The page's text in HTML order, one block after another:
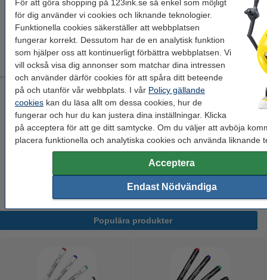
För att göra shopping på 123ink.se så enkel som möjligt
för dig använder vi cookies och liknande teknologier.
Funktionella cookies säkerställer att webbplatsen
fungerar korrekt. Dessutom har de en analytisk funktion
som hjälper oss att kontinuerligt förbättra webbplatsen. Vi
vill också visa dig annonser som matchar dina intressen
och använder därför cookies för att spåra ditt beteende
på och utanför vår webbplats. I vår Policy gällande
cookies kan du läsa allt om dessa cookies, hur de
fungerar och hur du kan justera dina inställningar. Klicka
på acceptera för att ge ditt samtycke. Om du väljer att avböja
placera funktionella och analytiska cookies och använda liknande
Acceptera
Endast Nödvändiga
Se specifikationerna och beskrivningen
EU-lager
74 kr Beställ
Bläckrefill whiteboardpennor | Edding RBTK 25 | 25ml | grön
Edding
Se specifikationerna och beskrivningen
EU-lager
Populära produkter